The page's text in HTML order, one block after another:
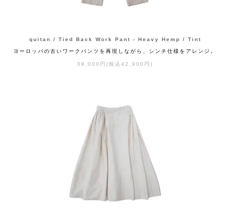
quitan / Tied Back Work Pant - Heavy Hemp / Tint
ヨーロッパの古いワークパンツを再現しながら、シンチ仕様をアレンジ。
39,000円(税込42,900円)